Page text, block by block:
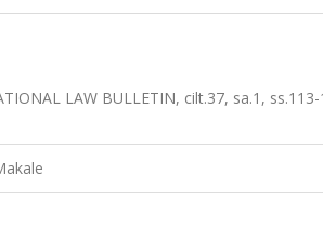
LAW BULLETIN, cilt.37, sa.1,